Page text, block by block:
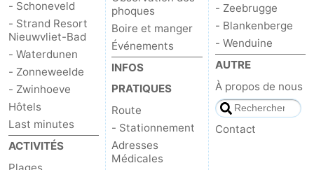
- Schoneveld
- Strand Resort
Nieuwvliet-Bad
- Waterdunen
- Zonneweelde
- Zwinhoeve
Hôtels
Last minutes
ACTIVITÉS
phoques
Boire et manger
Événements
INFOS
PRATIQUES
Route
- Stationnement
Adresses
Médicales
- Zeebrugge
- Blankenberge
- Wenduine
AUTRE
À propos de nous
Contact